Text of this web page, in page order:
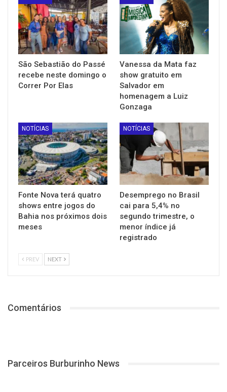
São Sebastião do Passé
recebe neste domingo o
Correr Por Elas
Vanessa da Mata faz
show gratuito em
Salvador em
homenagem a Luiz
Gonzaga
NOTÍCIAS
Fonte Nova terá quatro
shows entre jogos do
Bahia nos próximos dois
meses
NOTÍCIAS
Desemprego no Brasil
cai para 5,4% no
segundo trimestre, o
menor índice já
registrado
PREV NEXT
Comentários
Parceiros Burburinho News